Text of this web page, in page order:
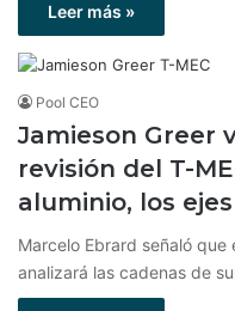
Leer más »
Pool CEO
Jamieson Greer
revisión del T-
aluminio, los
Marcelo Ebrard señaló que
analizará las cadenas de